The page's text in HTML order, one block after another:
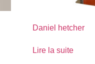
Daniel hetcher
Lire la suite